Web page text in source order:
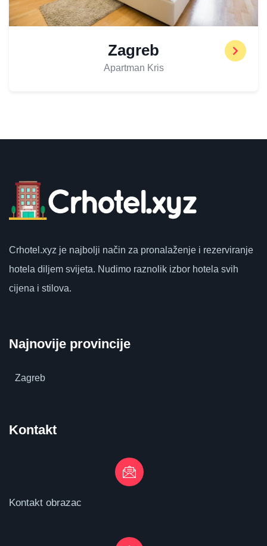
Zagreb
Apartman Kris
Crhotel.xyz je najbolji način za pronalaženje i rezerviranje
hotela diljem svijeta. Nudimo raznolik izbor hotela svih
cijena i stilova.
Najnovije provincije
Zagreb
Kontakt
Kontakt obrazac